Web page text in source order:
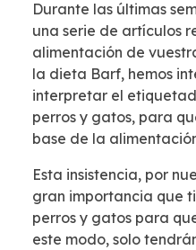
Durante las últimas
una serie de artículos
alimentación de
la dieta Barf, hemos
interpretar el
perros y gatos, para
base de la
Esta insistencia, por
gran importancia que
perros y gatos para
este modo, solo